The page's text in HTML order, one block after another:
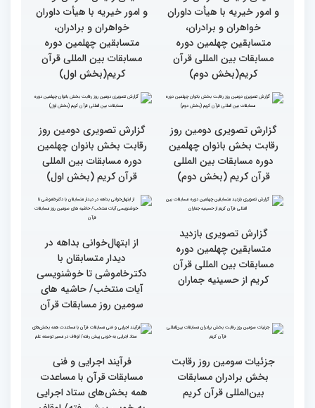
گزارش تصویری سومین روز
رقابت بخش برادران
چهلمین دوره مسابقات
بین‌المللی قرآن کریم(بخش
گزارش تصویری سومین روز
رقابت بخش برادران
چهلمین دوره مسابقات
بین‌المللی قرآن کریم(بخش
گزارش تصویری نشست
صمیمی رئیس سازمان اوقاف
و امور خیریه با هیأت داوران
خواهران و برادران،
متسابقین چهلمین دوره
مسابقات بین المللی قرآن
کریم(بخش دوم)
گزارش تصویری نشست
صمیمی رئیس سازمان اوقاف
و امور خیریه با هیأت داوران
خواهران و برادران،
متسابقین چهلمین دوره
کریم(بخش اول)
رقابت بخش بانوان چهلمین
دوره مسابقات بین المللی
گزارش تصویری دومین روز
رقابت بخش بانوان چهلمین
دوره مسابقات بین المللی